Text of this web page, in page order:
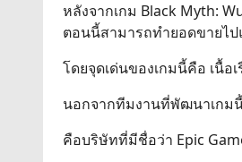
หลังจากเกม Black Myth:
ตอนนี้สามารถทำยอดขายไ
โดยจุดเด่นของเกมนี้คือ เนื้อ
นอกจากทีมงานที่พัฒนาเกม
คือบริษัทที่มีชื่อว่า Epic